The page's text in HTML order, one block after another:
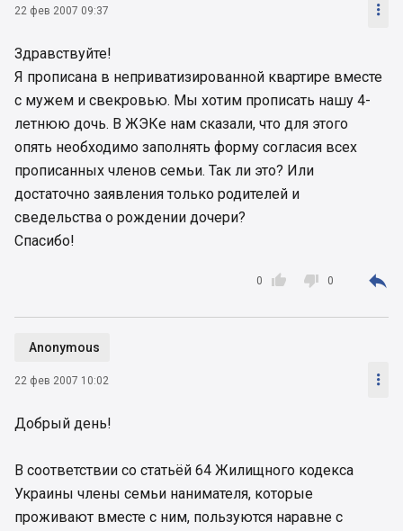
22 фев 2007 09:37 
Здравствуйте!
Я прописана в неприватизированной квартире вместе
с мужем и свекровью. Мы хотим прописать нашу 4-
летнюю дочь. В ЖЭКе нам сказали, что для этого
опять необходимо заполнять форму согласия всех
прописанных членов семьи. Так ли это? Или
достаточно заявления только родителей и
сведельства о рождении дочери?
Спасибо!

0  0 
Anonymous
22 фев 2007 10:02 
Добрый день!
В соответствии со статьёй 64 Жилищного кодекса
Украины члены семьи нанимателя, которые
проживают вместе с ним, пользуются наравне с